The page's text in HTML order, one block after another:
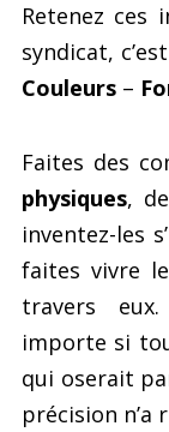
Retenez ces
syndicat,
Couleurs –
Faites des
physiques,
inventez-les
faites vivre
travers
importe si
qui oserait
précision n’a